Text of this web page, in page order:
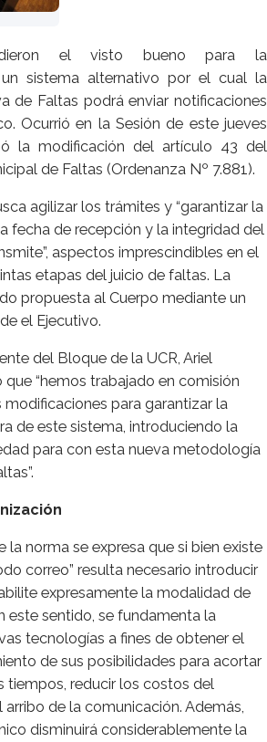
dieron el visto bueno para la
sistema alternativo por el cual la
de Faltas podrá enviar notificaciones
Ocurrió en la Sesión de este jueves
la modificación del artículo 43 del
de Faltas (Ordenanza Nº 7.881).
agilizar los trámites y “garantizar la
fecha de recepción y la integridad del
aspectos imprescindibles en el
etapas del juicio de faltas. La
propuesta al Cuerpo mediante un
el Ejecutivo.
del Bloque de la UCR, Ariel
que “hemos trabajado en comisión
para garantizar la
de este sistema, introduciendo la
para con esta nueva metodología
la norma se expresa que si bien existe
correo” resulta necesario introducir
expresamente la modalidad de
este sentido, se fundamenta la
tecnologías a fines de obtener el
de sus posibilidades para acortar
tiempos, reducir los costos del
de la comunicación. Además,
disminuirá considerablemente la